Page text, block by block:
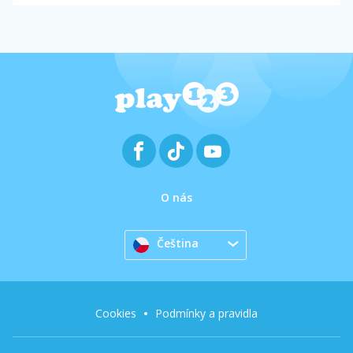
O nás
Čeština
Cookies Podmínky a pravidla